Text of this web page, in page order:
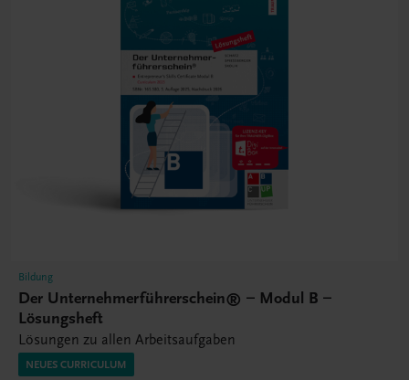
Bildung
Der Unternehmerführerschein® – Modul B –
Lösungsheft
Lösungen zu allen Arbeitsaufgaben
NEUES CURRICULUM